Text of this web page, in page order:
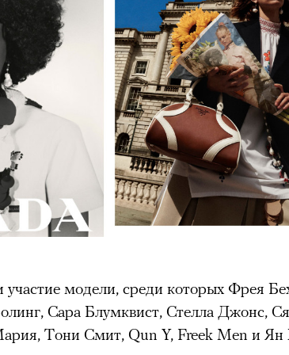
модели, среди которых Фрея
Сара Блумквист, Стелла Джонс,
Тони Смит, Qun Y, Freek Men и Ян
покорившим все 14 восьмитысячников
кислорода.
не будет лишним в дни очередного
кризиса.
будет лишним
кризиса.